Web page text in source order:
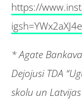
https://
* Agate
Dejojusi TDA
skolu un